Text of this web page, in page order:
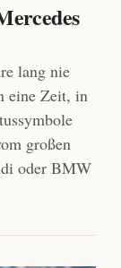
lang nie
eine Zeit, in
großen
oder BMW